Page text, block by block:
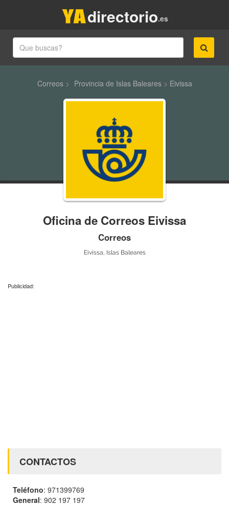
.es
directorio
Correos> Provincia de Islas Baleares> Eivissa
Oficina de Correos Eivissa
Correos
Eivissa, Islas Baleares
Publicidad:
CONTACTOS
Teléfono: 971399769
General: 902 197 197